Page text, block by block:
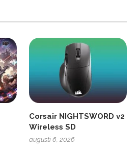
Corsair NIGHTSWORD v2
Wireless SD
augusti 6, 2026